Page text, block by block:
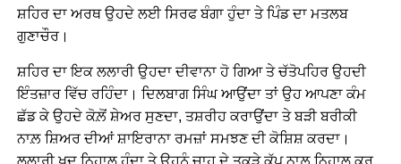
ਸ਼ਹਿਰ ਦਾ ਅਰਥ ਉਹਦੇ ਲਈ ਸਿਰਫ ਬੰਗਾ ਹੁੰਦਾ ਤੇ ਪਿੰਡ ਦਾ ਮਤਲਬ
ਗੁਣਾਚੌਰ।
ਸ਼ਹਿਰ ਦਾ ਇਕ ਲਲਾਰੀ ਉਹਦਾ ਦੀਵਾਨਾ ਹੋ ਗਿਆ ਤੇ ਚੱਤੋਪਹਿਰ ਉਹਦੀ
ਇੰਤਜ਼ਾਰ ਵਿੱਚ ਰਹਿੰਦਾ। ਦਿਲਬਾਗ ਸਿੰਘ ਆਉਂਦਾ ਤਾਂ ਉਹ ਆਪਣਾ ਕੰਮ
ਛੱਡ ਕੇ ਉਹਦੇ ਕੋਲ਼ੋਂ ਸ਼ੇਅਰ ਸੁਣਦਾ, ਤਸ਼ਰੀਹ ਕਰਾਉਂਦਾ ਤੇ ਬੜੀ ਬਰੀਕੀ
ਨਾਲ਼ ਸ਼ਿਅਰ ਦੀਆਂ ਸ਼ਾਇਰਾਨਾ ਰਮਜ਼ਾਂ ਸਮਝਣ ਦੀ ਕੋਸ਼ਿਸ਼ ਕਰਦਾ।
ਲਲਾਰੀ ਖ਼ੁਦ ਨਿਹਾਲ ਹੁੰਦਾ ਤੇ ਉਹਨੂੰ ਚਾਹ ਦੇ ਤਕੜੇ ਕੱਪ ਨਾਲ਼ ਨਿਹਾਲ ਕਰ